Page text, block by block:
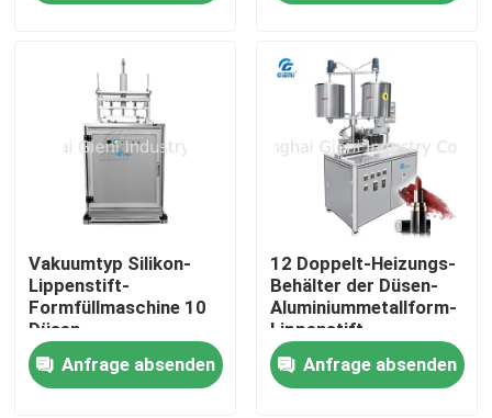
Werksbesichtigung
Qualitätskontrolle
Kontakt mit uns
Neuigkeiten
Rechtssachen
Behälter-20L
Vakuumtyp Silikon-
Lippenstift-
Formfüllmaschine 10
Düsen
Anfrage absenden
12 Doppelt-Heizungs-
Behälter der Düsen-
Aluminiummetallform-
Lippenstift-
Füllmaschine-20L
Anfrage absenden